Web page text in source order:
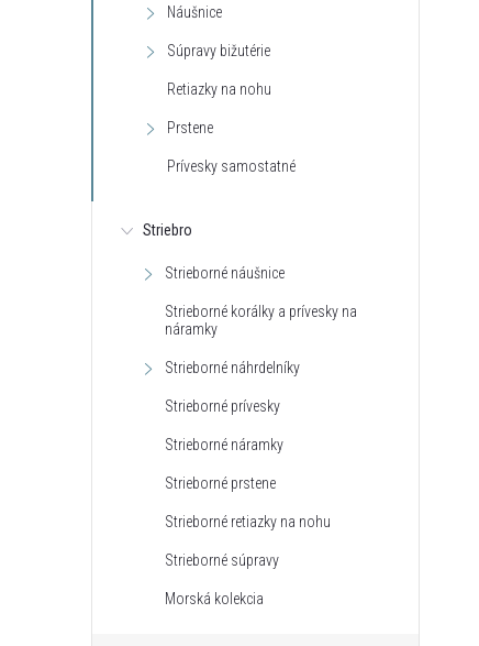
Náušnice
Súpravy bižutérie
Retiazky na nohu
Prstene
Prívesky samostatné
Striebro
Strieborné náušnice
Strieborné korálky a prívesky na
náramky
Strieborné náhrdelníky
Strieborné prívesky
Strieborné náramky
Strieborné prstene
Strieborné retiazky na nohu
Strieborné súpravy
Morská kolekcia